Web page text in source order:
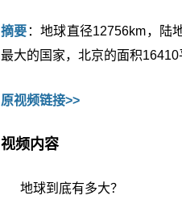
摘要 ：地球直径12756km，陆
最大的国家，北京的面积16410
原视频链接>>
视频内容
地球到底有多大？